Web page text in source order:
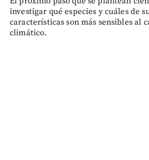
investigar qué especies y cuáles de
características son más sensibles al
climático.